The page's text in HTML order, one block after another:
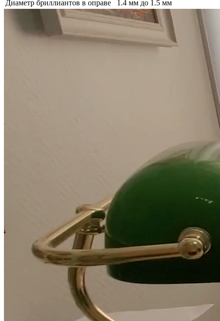
Диаметр бриллиантов в оправе 1.4 мм до 1.5 мм